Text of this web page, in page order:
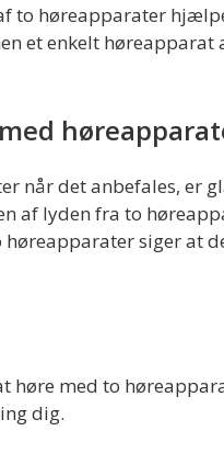
to høreapparater
et enkelt høreapparat
når det anbefales, er
af lyden fra to
siger at
høre med to
dig.